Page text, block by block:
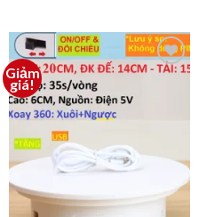
Giảm
giá!
Thêm